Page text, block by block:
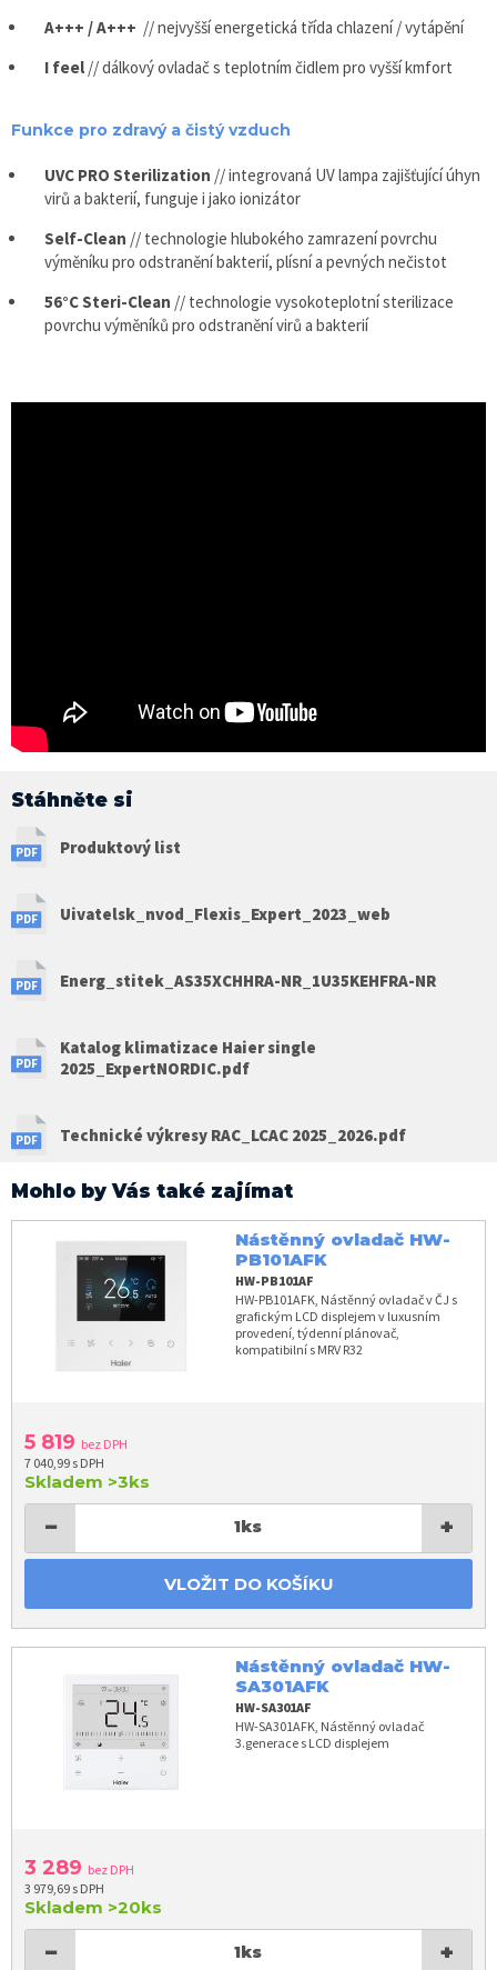
A+++ / A+++ // nejvyšší energetická třída chlazení / vytápění
I feel // dálkový ovladač s teplotním čidlem pro vyšší kmfort
Funkce pro zdravý a čistý vzduch
UVC PRO Sterilization // integrovaná UV lampa zajišťující úhyn
virů a bakterií, funguje i jako ionizátor
Self-Clean // technologie hlubokého zamrazení povrchu
výměníku pro odstranění bakterií, plísní a pevných nečistot
56°C Steri-Clean // technologie vysokoteplotní sterilizace
povrchu výměníků pro odstranění virů a bakterií
Stáhněte si
Produktový list
Uivatelsk_nvod_Flexis_Expert_2023_web
Energ_stitek_AS35XCHHRA-NR_1U35KEHFRA-NR
Katalog klimatizace Haier single
2025_ExpertNORDIC.pdf
Technické výkresy RAC_LCAC 2025_2026.pdf
Mohlo by Vás také zajímat
Nástěnný ovladač HW-
PB101AFK
HW-PB101AF
HW-PB101AFK, Nástěnný ovladač v ČJ s
grafickým LCD displejem v luxusním
provedení, týdenní plánovač,
kompatibilní s MRV R32
5 819 bez DPH
7 040,99 s DPH
Skladem >3ks
− 1ks +
VLOŽIT DO KOŠÍKU
Nástěnný ovladač HW-
SA301AFK
HW-SA301AF
HW-SA301AFK, Nástěnný ovladač
3.generace s LCD displejem
3 289 bez DPH
3 979,69 s DPH
Skladem >20ks
− 1ks +